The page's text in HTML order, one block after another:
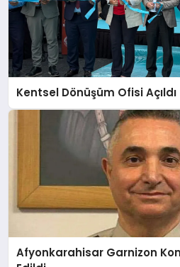
Kentsel Dönüşüm Ofisi Açıldı
Afyonkarahisar Garnizon